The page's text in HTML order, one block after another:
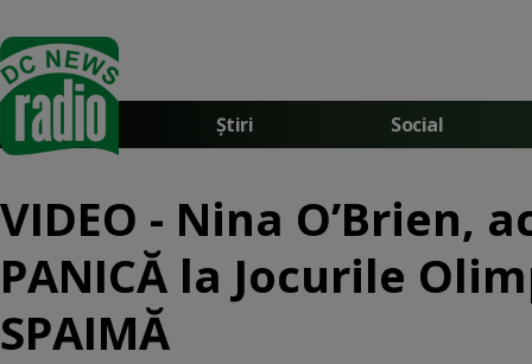
Știri Social
VIDEO - Nina O’Brien,
PANICĂ la Jocurile
SPAIMĂ